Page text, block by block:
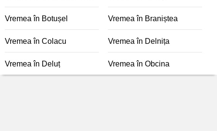
Vremea în Botușel Vremea în Braniștea
Vremea în Colacu Vremea în Delnița
Vremea în Deluț Vremea în Obcina